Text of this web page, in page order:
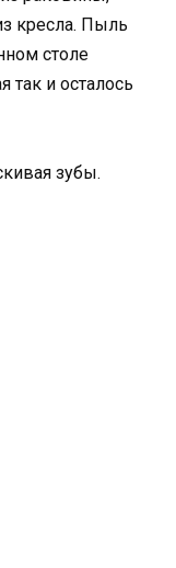
кресла. Пыль
столе
так и осталось
зубы.